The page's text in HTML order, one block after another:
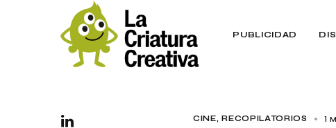
PUBLICIDAD
CINE RECOPILATORIOS 1